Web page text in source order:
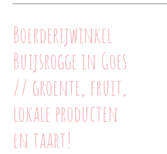
Boerderijwinkel
Buijsrogge in Goes
// groente, fruit,
lokale producten
en taart!